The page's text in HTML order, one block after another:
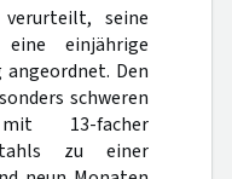
seine
einjährige
Den
schweren
13-facher
zu einer